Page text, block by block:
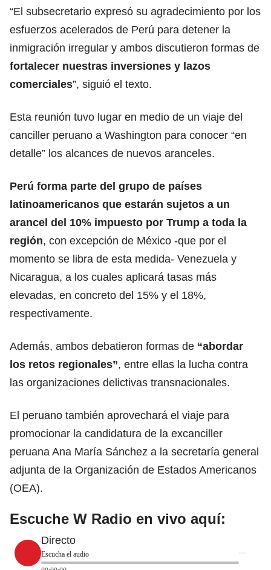
“El subsecretario expresó su agradecimiento por los
esfuerzos acelerados de Perú para detener la
inmigración irregular y ambos discutieron formas de
fortalecer nuestras inversiones y lazos
comerciales”, siguió el texto.
Esta reunión tuvo lugar en medio de un viaje del
canciller peruano a Washington para conocer “en
detalle” los alcances de nuevos aranceles.
Perú forma parte del grupo de países
latinoamericanos que estarán sujetos a un
arancel del 10% impuesto por Trump a toda la
región, con excepción de México -que por el
momento se libra de esta medida- Venezuela y
Nicaragua, a los cuales aplicará tasas más
elevadas, en concreto del 15% y el 18%,
respectivamente.
Además, ambos debatieron formas de “abordar
los retos regionales”, entre ellas la lucha contra
las organizaciones delictivas transnacionales.
El peruano también aprovechará el viaje para
promocionar la candidatura de la excanciller
peruana Ana María Sánchez a la secretaría general
adjunta de la Organización de Estados Americanos
(OEA).
Escuche W Radio en vivo aquí:
Directo
Escucha el audio